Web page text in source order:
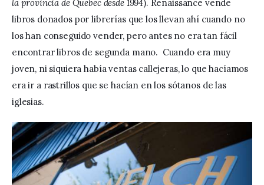
la provincia de Quebec desde 1994). Renaissance vende
libros donados por librerías que los llevan ahí cuando no
los han conseguido vender, pero antes no era tan fácil
encontrar libros de segunda mano.  Cuando era muy
joven, ni siquiera había ventas callejeras, lo que hacíamos
era ir a rastrillos que se hacían en los sótanos de las
iglesias.